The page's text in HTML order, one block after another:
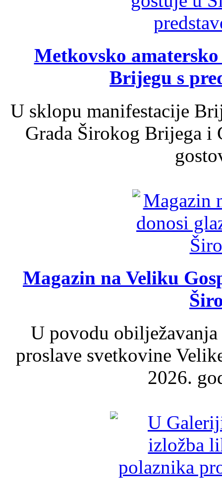
Metkovsko
Brijegu s
U sklopu manifestacije
Grada Širokog Brijega
Magazin na Veliku
U povodu
proslave svetkovine
2026.